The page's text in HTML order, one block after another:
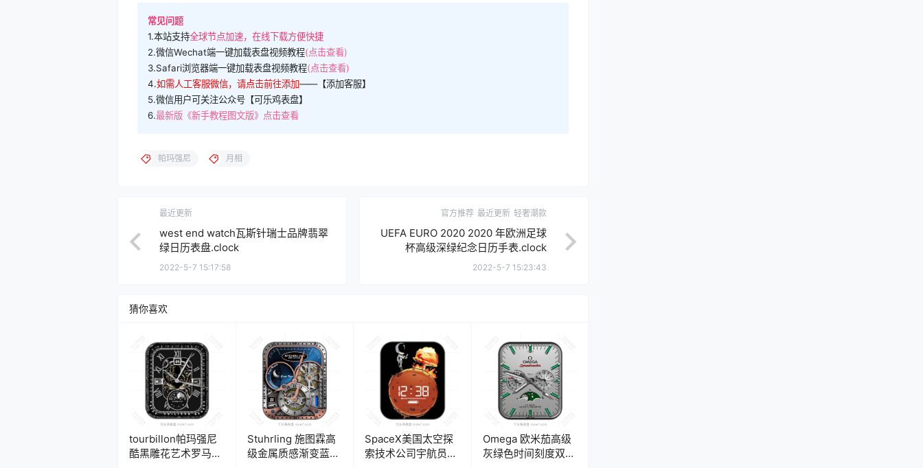
常见问题
1.本站支持全球节点加速，在线下载方便快捷
2.微信Wechat端一键加载表盘视频教程(点击查看)
3.Safari浏览器端一键加载表盘视频教程(点击查看)
4.如需人工客服微信，请点击前往添加——【添加客服】
5.微信用户可关注公众号【可乐鸡表盘】
6.最新版《新手教程图文版》点击查看
帕玛强尼 月相
最近更新
west end watch瓦斯针瑞士品牌翡翠
绿日历表盘.clock
2022-5-7 15:17:58
官方推荐 最近更新 轻奢潮款
UEFA EURO 2020 2020 年欧洲足球
杯高级深绿纪念日历手表.clock
2022-5-7 15:23:43
猜你喜欢
tourbillon帕玛强尼
酷黑雕花艺术罗马数
Stuhrling 施图霖高
级金属质感渐变蓝日
SpaceX美国太空探
索技术公司宇航员月
Omega 欧米茄高级
灰绿色时间刻度双盘